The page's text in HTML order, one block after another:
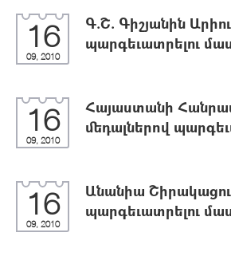
16
09, 2010
Գ.Շ. Գիշյանին
պարգեւատրելու
16
09, 2010
Հայաստանի
մեդալներով
16
09, 2010
Անանիա Շիրակացու
պարգեւատրելու